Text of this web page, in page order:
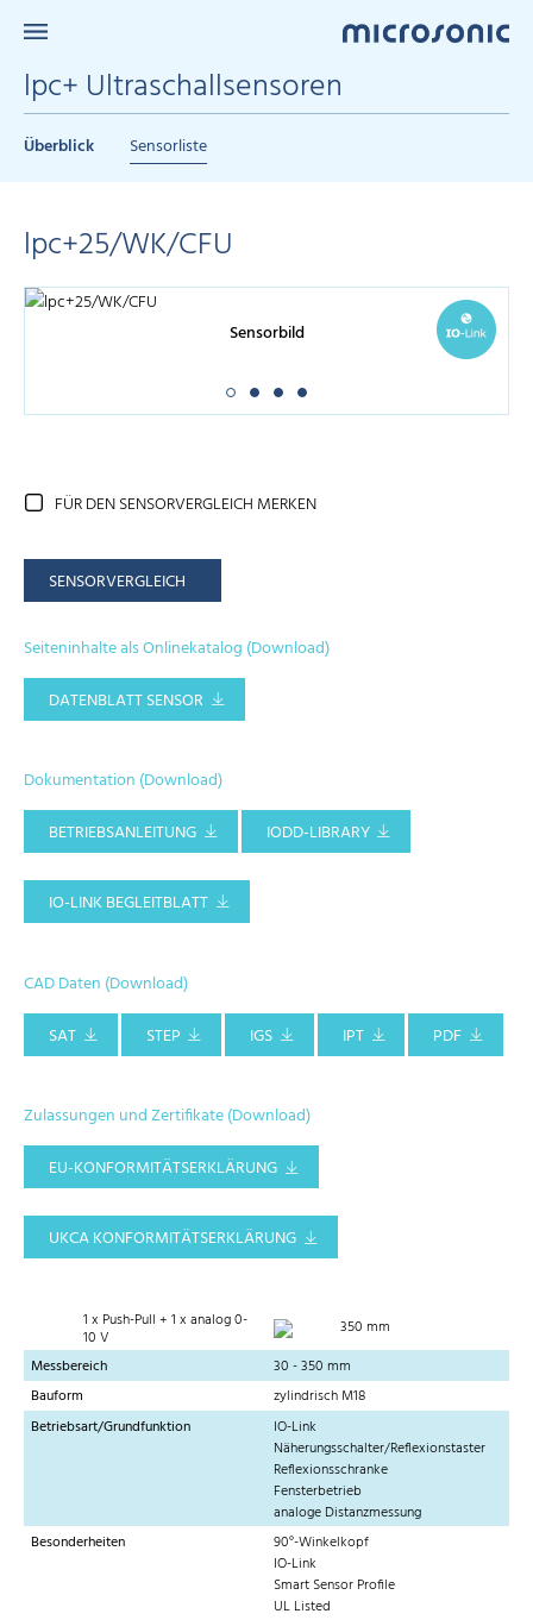
lpc+ Ultraschallsensoren
Überblick Sensorliste
lpc+25/WK/CFU
Sensorbild
FÜR DEN SENSORVERGLEICH MERKEN
SENSORVERGLEICH
Seiteninhalte als Onlinekatalog (Download)
DATENBLATT SENSOR
Dokumentation (Download)
BETRIEBSANLEITUNG
IODD-LIBRARY
IO-LINK BEGLEITBLATT
CAD Daten (Download)
SAT
STEP IGS IPT PDF
Zulassungen und Zertifikate (Download)
EU-KONFORMITÄTSERKLÄRUNG
UKCA KONFORMITÄTSERKLÄRUNG
1 x Push-Pull + 1 x analog 0-
10 V
350 mm
Messbereich
30 - 350 mm
Bauform
zylindrisch M18
Betriebsart/Grundfunktion
IO-Link
Näherungsschalter/Reflexionstaster
Reflexionsschranke
Fensterbetrieb
analoge Distanzmessung
Besonderheiten
90°-Winkelkopf
IO-Link
Smart Sensor Profile
UL Listed